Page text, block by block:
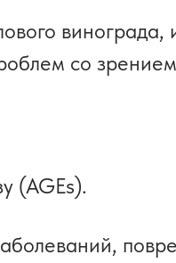
со
(AGEs).